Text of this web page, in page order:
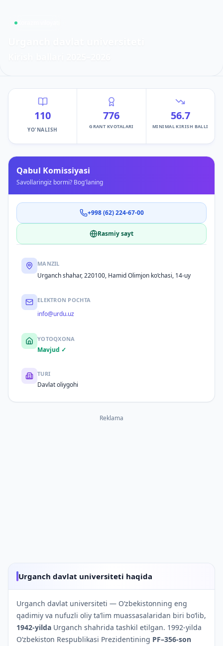
110
YO'NALISH
776
GRANT KVOTALARI
56.7
MINIMAL KIRISH BALLI
Qabul Komissiyasi
Savollaringiz bormi? Bog'laning
+998 (62) 224-67-00
Rasmiy sayt
MANZIL
Urganch shahar, 220100, Hamid Olimjon ko‘chasi, 14-uy
ELEKTRON POCHTA
info@urdu.uz
YOTOQXONA
Mavjud ✓
TURI
Davlat oliygohi
Reklama
Urganch davlat universiteti haqida
Urganch davlat universiteti — Oʻzbekistonning eng
qadimiy va nufuzli oliy taʼlim muassasalaridan biri bo‘lib,
1942-yilda Urganch shahrida tashkil etilgan. 1992-yilda
Oʻzbekiston Respublikasi Prezidentining PF–356-son